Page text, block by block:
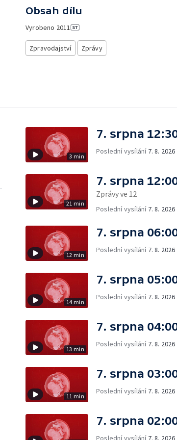
Obsah dílu
Vyrobeno 2011
Zpravodajství Zprávy
3 min
7. srpna
Poslední vysílání 7. 8. 2026
21 min
7. srpna
Zprávy ve 12
Poslední vysílání 7. 8. 2026
12 min
7. srpna
Poslední vysílání 7. 8. 2026
14 min
7. srpna
Poslední vysílání 7. 8. 2026
13 min
7. srpna
Poslední vysílání 7. 8. 2026
11 min
7. srpna
Poslední vysílání 7. 8. 2026
7. srpna
Poslední vysílání 7. 8. 2026